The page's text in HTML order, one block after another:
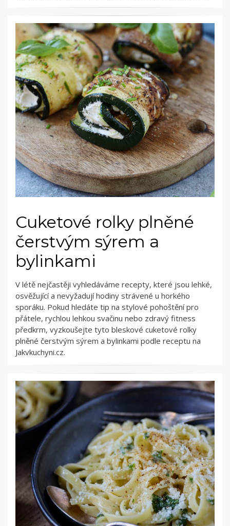
Cuketové rolky plněné
čerstvým sýrem a
bylinkami
V létě nejčastěji vyhledáváme recepty, které jsou lehké,
osvěžující a nevyžadují hodiny strávené u horkého
sporáku. Pokud hledáte tip na stylové pohoštění pro
přátele, rychlou lehkou svačinu nebo zdravý fitness
předkrm, vyzkoušejte tyto bleskové cuketové rolky
plněné čerstvým sýrem a bylinkami podle receptu na
Jakvkuchyni.cz.